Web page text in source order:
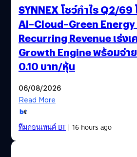
SYNNEX โชว์กำไร Q2/69
AI–Cloud–Green Energy
Recurring Revenue เร่ง
Growth Engine พร้อมจ่า
0.10 บาท/หุ้น
06/08/2026
Read More
ทีมคอนเทนต์ BT| 16 hours ago